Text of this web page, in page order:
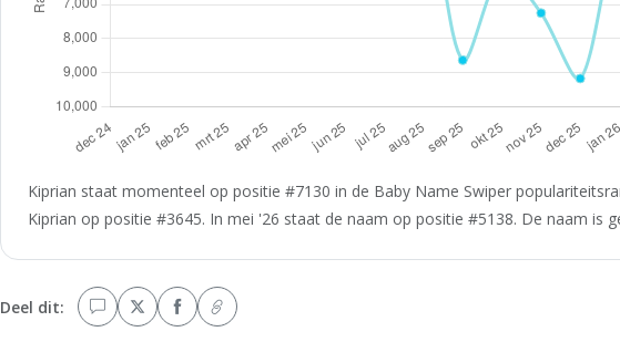
Kiprian staat momenteel op positie #7130 in de Baby Name Swiper
Kiprian op positie #3645. In mei '26 staat de naam op positie #5138. De naam is
Deel dit: